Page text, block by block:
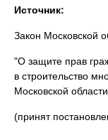
Источник:
Закон Московской
"О защите прав
в строительство
Московской
(принят